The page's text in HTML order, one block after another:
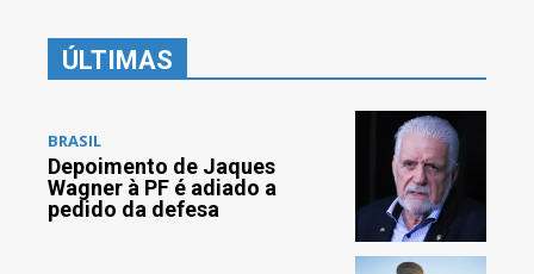
ÚLTIMAS
BRASIL
Depoimento de Jaques
Wagner à PF é adiado a
pedido da defesa